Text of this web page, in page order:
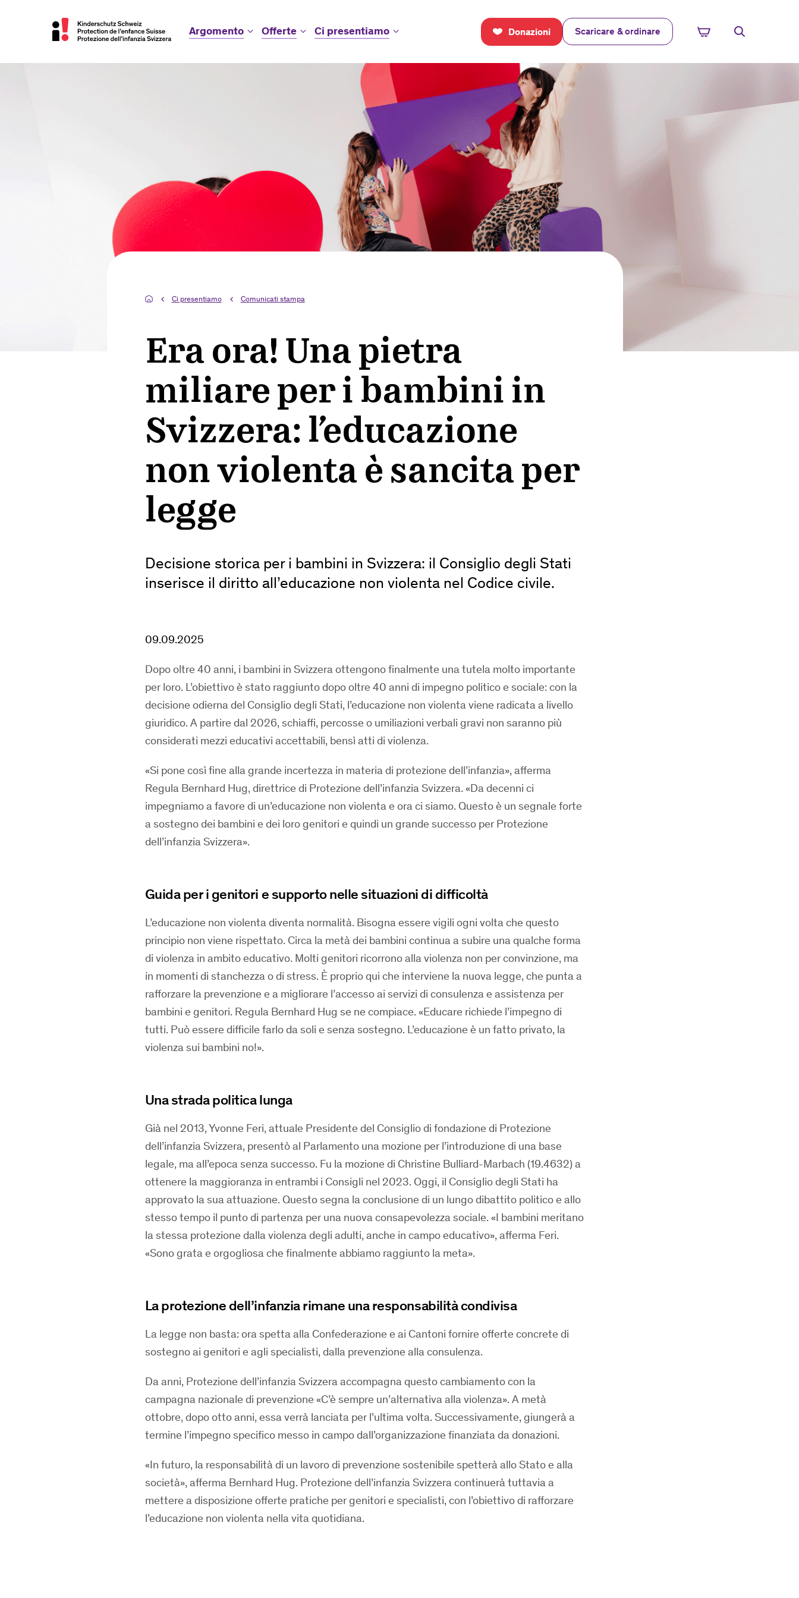
Donazioni Scaricare & ordinare
Argomento Offerte Ci presentiamo
Ci presentiamo Comunicati stampa
Era ora! Una pietra
miliare per i bambini in
Svizzera: l’educazione
non violenta è sancita per
legge
Decisione storica per i bambini in Svizzera: il Consiglio degli Stati
inserisce il diritto all’educazione non violenta nel Codice civile.
09.09.2025
Dopo oltre 40 anni, i bambini in Svizzera ottengono finalmente una tutela molto importante
per loro. L’obiettivo è stato raggiunto dopo oltre 40 anni di impegno politico e sociale: con la
decisione odierna del Consiglio degli Stati, l’educazione non violenta viene radicata a livello
giuridico. A partire dal 2026, schiaffi, percosse o umiliazioni verbali gravi non saranno più
considerati mezzi educativi accettabili, bensì atti di violenza.
«Si pone così fine alla grande incertezza in materia di protezione dell’infanzia», afferma
Regula Bernhard Hug, direttrice di Protezione dell’infanzia Svizzera. «Da decenni ci
impegniamo a favore di un’educazione non violenta e ora ci siamo. Questo è un segnale forte
a sostegno dei bambini e dei loro genitori e quindi un grande successo per Protezione
dell’infanzia Svizzera».
Guida per i genitori e supporto nelle situazioni di difficoltà
L’educazione non violenta diventa normalità. Bisogna essere vigili ogni volta che questo
principio non viene rispettato. Circa la metà dei bambini continua a subire una qualche forma
di violenza in ambito educativo. Molti genitori ricorrono alla violenza non per convinzione, ma
in momenti di stanchezza o di stress. È proprio qui che interviene la nuova legge, che punta a
rafforzare la prevenzione e a migliorare l’accesso ai servizi di consulenza e assistenza per
bambini e genitori. Regula Bernhard Hug se ne compiace. «Educare richiede l’impegno di
tutti. Può essere difficile farlo da soli e senza sostegno. L’educazione è un fatto privato, la
violenza sui bambini no!».
Una strada politica lunga
Già nel 2013, Yvonne Feri, attuale Presidente del Consiglio di fondazione di Protezione
dell’infanzia Svizzera, presentò al Parlamento una mozione per l’introduzione di una base
legale, ma all’epoca senza successo. Fu la mozione di Christine Bulliard-Marbach (19.4632) a
ottenere la maggioranza in entrambi i Consigli nel 2023. Oggi, il Consiglio degli Stati ha
approvato la sua attuazione. Questo segna la conclusione di un lungo dibattito politico e allo
stesso tempo il punto di partenza per una nuova consapevolezza sociale. «I bambini meritano
la stessa protezione dalla violenza degli adulti, anche in campo educativo», afferma Feri.
«Sono grata e orgogliosa che finalmente abbiamo raggiunto la meta».
La protezione dell’infanzia rimane una responsabilità condivisa
La legge non basta: ora spetta alla Confederazione e ai Cantoni fornire offerte concrete di
sostegno ai genitori e agli specialisti, dalla prevenzione alla consulenza.
Da anni, Protezione dell’infanzia Svizzera accompagna questo cambiamento con la
campagna nazionale di prevenzione «C’è sempre un’alternativa alla violenza». A metà
ottobre, dopo otto anni, essa verrà lanciata per l’ultima volta. Successivamente, giungerà a
termine l’impegno specifico messo in campo dall’organizzazione finanziata da donazioni.
«In futuro, la responsabilità di un lavoro di prevenzione sostenibile spetterà allo Stato e alla
società», afferma Bernhard Hug. Protezione dell’infanzia Svizzera continuerà tuttavia a
mettere a disposizione offerte pratiche per genitori e specialisti, con l’obiettivo di rafforzare
l’educazione non violenta nella vita quotidiana.